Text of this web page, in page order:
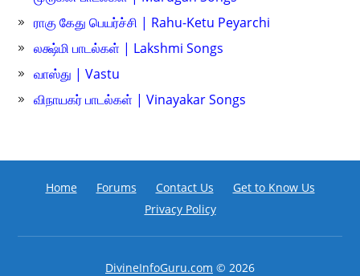
ராகு கேது பெயர்ச்சி | Rahu-Ketu Peyarchi
லக்ஷ்மி பாடல்கள் | Lakshmi Songs
வாஸ்து | Vastu
விநாயகர் பாடல்கள் | Vinayakar Songs
Home Forums Contact Us
Get to Know Us
Privacy Policy
DivineInfoGuru.com © 2026